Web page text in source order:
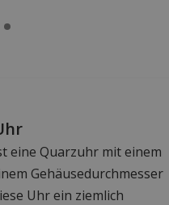
eine Quarzuhr mit einem
Gehäusedurchmesser
Uhr ein ziemlich